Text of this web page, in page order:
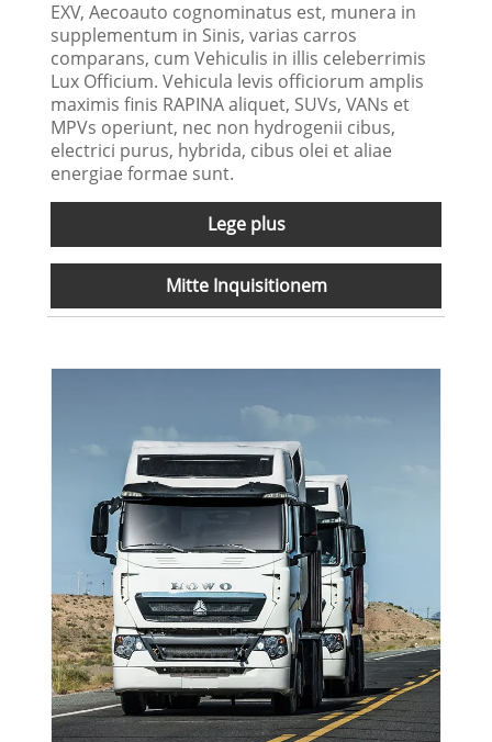
EXV, Aecoauto cognominatus est, munera in
supplementum in Sinis, varias carros
comparans, cum Vehiculis in illis celeberrimis
Lux Officium. Vehicula levis officiorum amplis
maximis finis RAPINA aliquet, SUVs, VANs et
MPVs operiunt, nec non hydrogenii cibus,
electrici purus, hybrida, cibus olei et aliae
energiae formae sunt.
Lege plus
Mitte Inquisitionem